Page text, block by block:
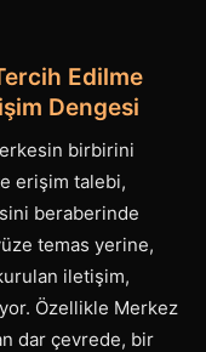
Edilme
Dengesi
birbirini
erişim talebi,
beraberinde
temas yerine,
iletişim,
Özellikle Merkez
dar çevrede, bir